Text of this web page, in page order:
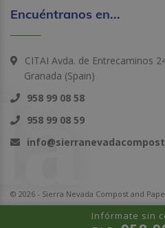
Infórmate sin
Encuéntranos en...
CITAI Avda. de Entrecaminos
Granada (Spain)
958 99 08 58
958 99 08 59
© 2026 - Sierra Nevada Compost and